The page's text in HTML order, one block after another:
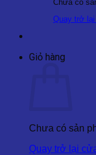
Chưa có
Quay trở
Giỏ hàng
Chưa có sản
Quay trở lại